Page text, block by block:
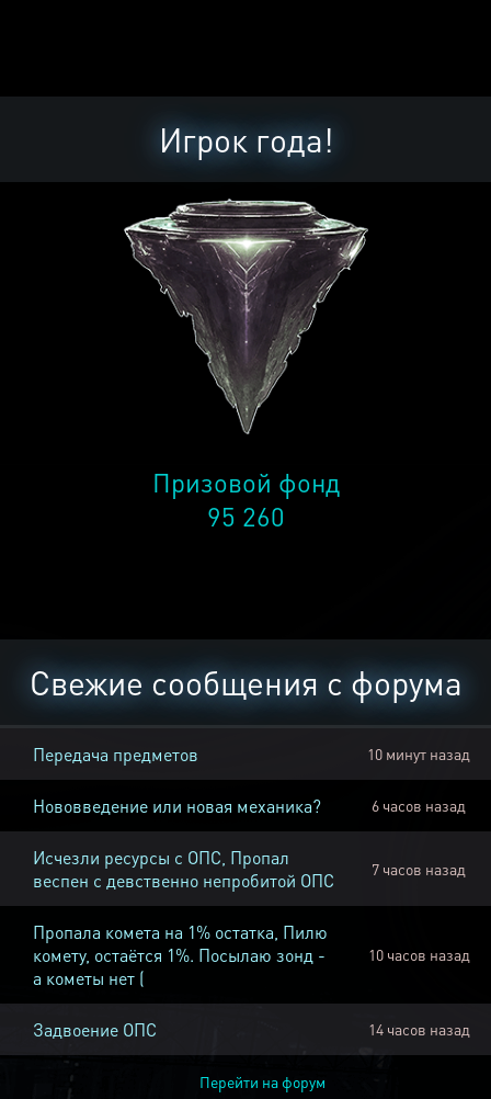
Игрок года!
Призовой фонд
95 260
Свежие сообщения с форума
Передача предметов 10 минут назад
Нововведение или новая механика? 6 часов назад
Исчезли ресурсы с ОПС, Пропал
веспен с девственно непробитой ОПС
7 часов назад
Пропала комета на 1% остатка, Пилю
комету, остаётся 1%. Посылаю зонд -
а кометы нет (
10 часов назад
Задвоение ОПС 14 часов назад
Перейти на форум